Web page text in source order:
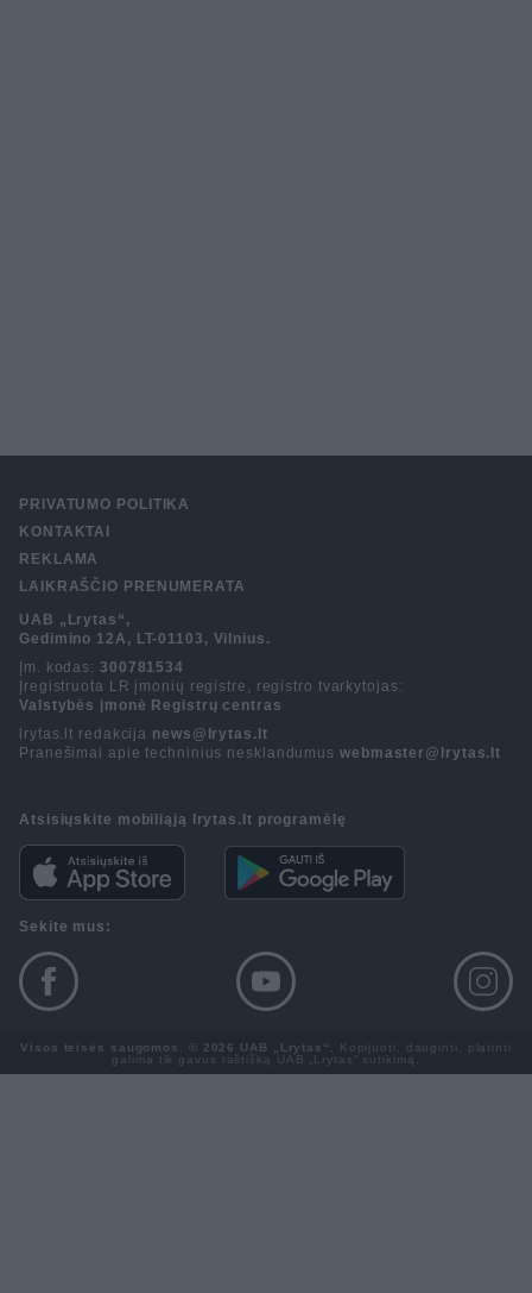
PRIVATUMO POLITIKA
KONTAKTAI
REKLAMA
LAIKRAŠČIO PRENUMERATA
UAB „Lrytas“,
Gedimino 12A, LT-01103, Vilnius.
Įm. kodas: 300781534
Įregistruota LR įmonių registre, registro tvarkytojas:
Valstybės įmonė Registrų centras
lrytas.lt redakcija news@lrytas.lt
Pranešimai apie techninius nesklandumus webmaster@lrytas.lt
Atsisiųskite mobiliąją lrytas.lt programėlę
Sekite mus:
Visos teisės saugomos. © 2026 UAB „Lrytas“.
Kopijuoti, dauginti, platinti
galima tik gavus raštišką UAB „Lrytas“ sutikimą.